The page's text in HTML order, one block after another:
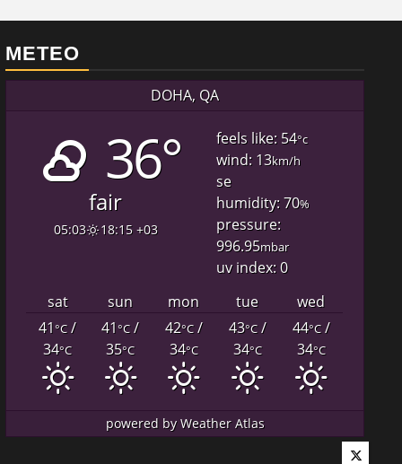
METEO
DOHA, QA
36°
fair
05:03 18:15 +03
feels like: 54°c
wind: 13km/h
se
humidity: 70%
pressure:
996.95mbar
uv index: 0
sat
sun mon tue
wed
41°C/
34°C
41°C/
35°C
42°C/
34°C
43°C/
34°C
44°C/
34°C
powered byWeather Atlas
Twitter